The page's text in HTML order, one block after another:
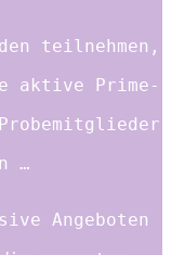
teilnehmen,
aktive Prime-
…
Angeboten